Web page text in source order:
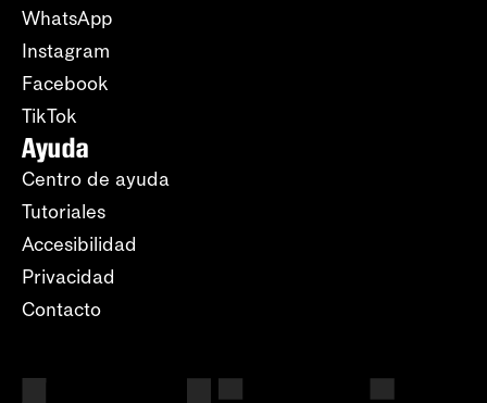
WhatsApp
Instagram
Facebook
TikTok
Ayuda
Centro de ayuda
Tutoriales
Accesibilidad
Privacidad
Contacto